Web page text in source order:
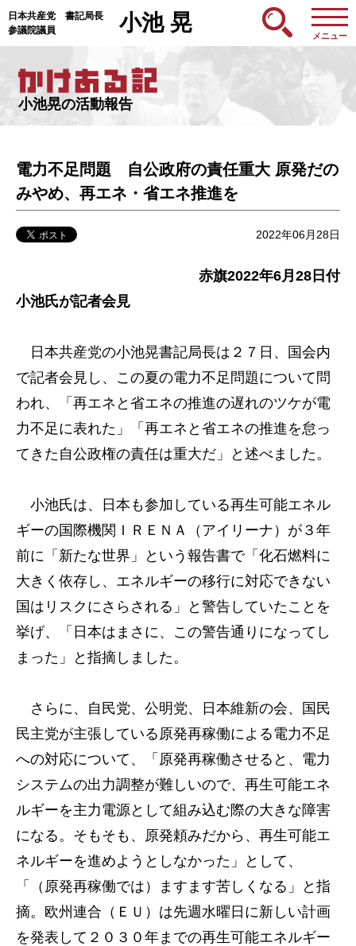
日本共産党 書記局長
参議院議員
小池 晃
メニュー
小池晃の活動報告
電力不足問題 自公政府の責任重大 原発だの
みやめ、再エネ・省エネ推進を
2022年06月28日
赤旗2022年6月28日付
小池氏が記者会見
日本共産党の小池晃書記局長は２７日、国会内
で記者会見し、この夏の電力不足問題について問
われ、「再エネと省エネの推進の遅れのツケが電
力不足に表れた」「再エネと省エネの推進を怠っ
てきた自公政権の責任は重大だ」と述べました。
小池氏は、日本も参加している再生可能エネル
ギーの国際機関ＩＲＥＮＡ（アイリーナ）が３年
前に「新たな世界」という報告書で「化石燃料に
大きく依存し、エネルギーの移行に対応できない
国はリスクにさらされる」と警告していたことを
挙げ、「日本はまさに、この警告通りになってし
まった」と指摘しました。
さらに、自民党、公明党、日本維新の会、国民
民主党が主張している原発再稼働による電力不足
への対応について、「原発再稼働させると、電力
システムの出力調整が難しいので、再生可能エネ
ルギーを主力電源として組み込む際の大きな障害
になる。そもそも、原発頼みだから、再生可能エ
ネルギーを進めようとしなかった」として、
「（原発再稼働では）ますます苦しくなる」と指
摘。欧州連合（ＥＵ）は先週水曜日に新しい計画
を発表して２０３０年までの再生可能エネルギー